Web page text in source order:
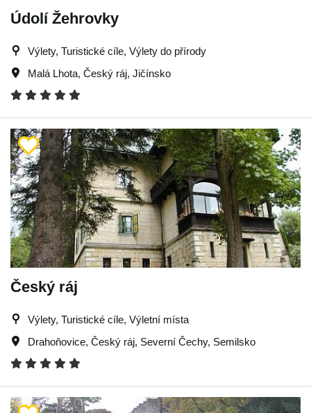
Údolí Žehrovky
Výlety, Turistické cíle, Výlety do přírody
Malá Lhota, Český ráj, Jičínsko
Český ráj
Výlety, Turistické cíle, Výletní místa
Drahoňovice, Český ráj, Severní Čechy, Semilsko